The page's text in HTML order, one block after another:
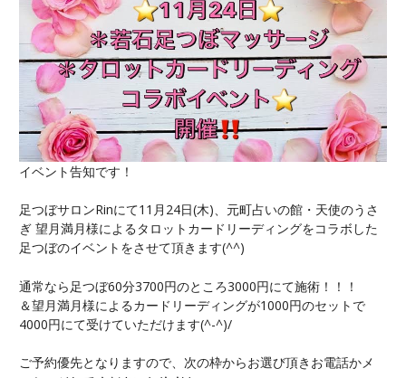
イベント告知です！
足つぼサロンRinにて11月24日(木)、元町占いの館・天使のうさ
ぎ 望月満月様によるタロットカードリーディングをコラボした
足つぼのイベントをさせて頂きます(^^)
通常なら足つぼ60分3700円のところ3000円にて施術！！！
＆望月満月様によるカードリーディングが1000円のセットで
4000円にて受けていただけます(^-^)/
ご予約優先となりますので、次の枠からお選び頂きお電話かメ